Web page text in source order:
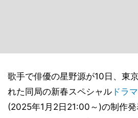
歌手で俳優の星野源が10日、東
れた同局の新春スペシャル ドラマ
(2025年1月2日21:00～)の制作